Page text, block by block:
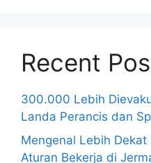
Recent
300.000 Lebih
Landa Perancis dan
Mengenal Lebih
Aturan Bekerja di